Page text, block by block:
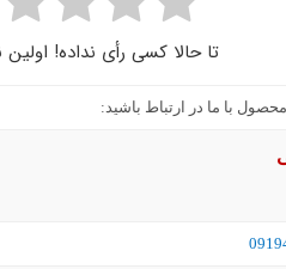
تا حالا کسی رأی نداده! اولین
با ما در ارتباط باشید: